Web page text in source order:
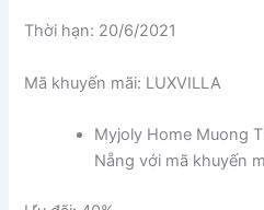
Thời hạn: 20/6/2021
Mã khuyến mãi: LUXVILLA
Myjoly Home Muong
Nẵng với mã khuyến